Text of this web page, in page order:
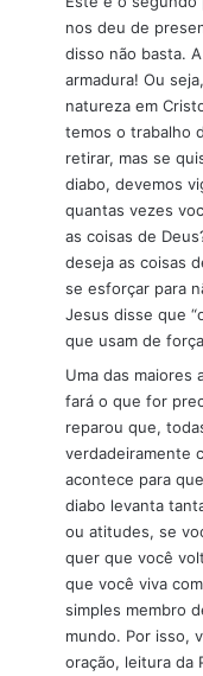
nos deu de
disso não basta.
armadura! Ou
natureza em
temos o trabalho
retirar, mas se
diabo, devemos
quantas vezes
as coisas de
deseja as coisas
se esforçar para
Jesus disse que
que usam de
Uma das maiores
fará o que for
reparou que,
verdadeiramente
acontece para
diabo levanta
ou atitudes, se
quer que você
que você viva
simples membro
mundo. Por isso,
oração, leitura da